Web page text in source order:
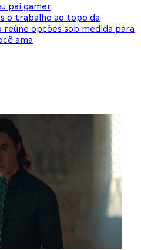
pai gamer
o trabalho ao topo da
opções sob medida para
ama